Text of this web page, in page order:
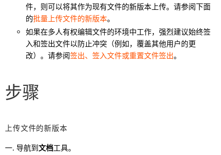
件，则可以将其作为现有文件的新版本上传。请参阅下面
的批量上传文件的新版本。
如果在多人有权编辑文件的环境中工作，强烈建议始终签
入和签出文件以防止冲突（例如，覆盖其他用户的更
改）。请参阅签出、签入文件或重置文件签出。
步骤
上传文件的新版本
导航到 文档工具。